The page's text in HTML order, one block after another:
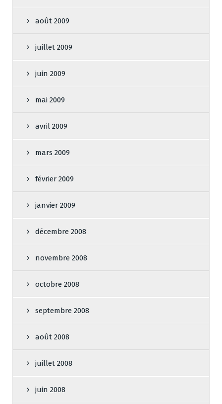
août 2009
juillet 2009
juin 2009
mai 2009
avril 2009
mars 2009
février 2009
janvier 2009
décembre 2008
novembre 2008
octobre 2008
septembre 2008
août 2008
juillet 2008
juin 2008